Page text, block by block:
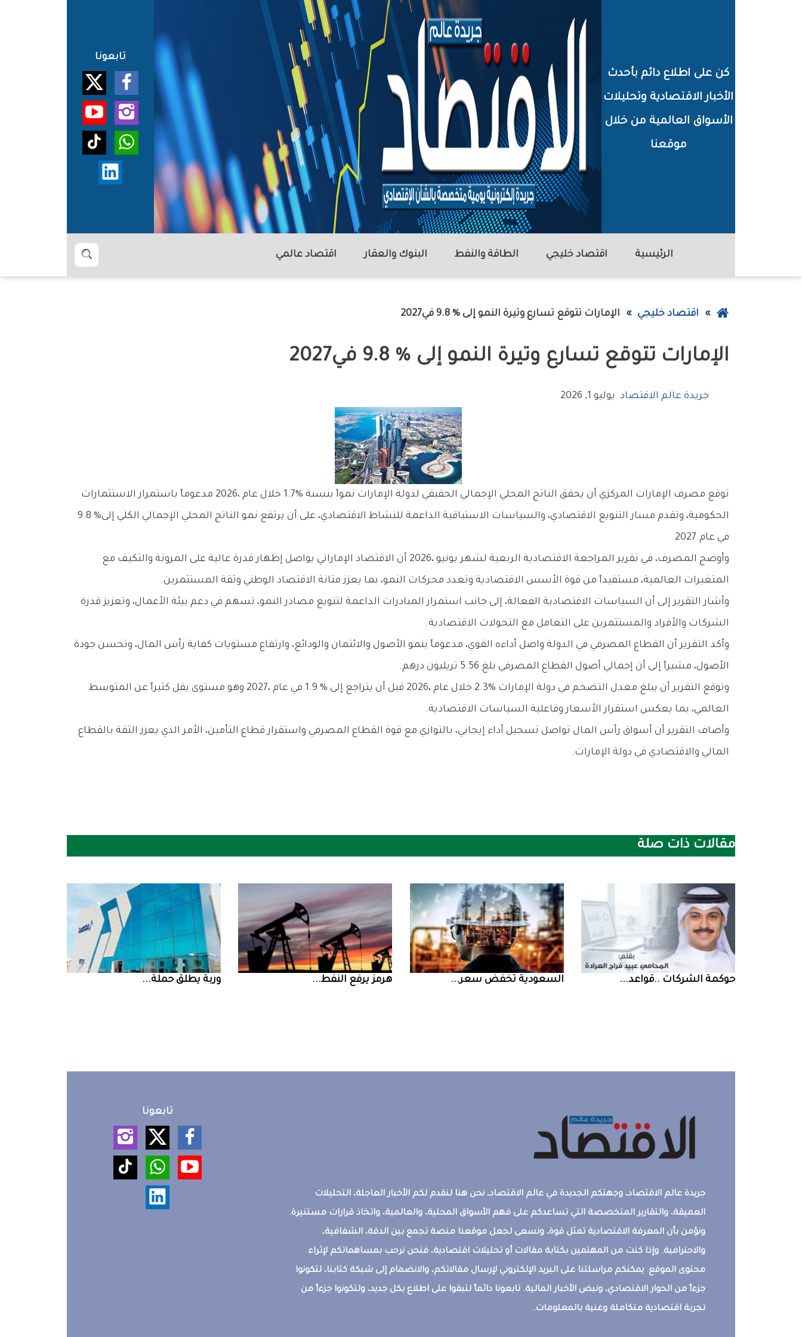
كن على اطلاع دائم بأحدث
الأخبار الاقتصادية وتحليلات
الأسواق العالمية من خلال
موقعنا
تابعونا
الرئيسية اقتصاد خليجي الطاقة والنفط البنوك والعقار اقتصاد عالمي بحث
عودة
الصفحة
اقتصاد خليجي الإمارات‭ ‬تتوقع‭ ‬تسارع‭ ‬وتيرة‭ ‬النمو‭ ‬إلى‭ ‬9‭.‬8‭ ‬‎‭%‬‎‭ ‬في‭ ‬2027
الإمارات‭ ‬تتوقع‭ ‬تسارع‭ ‬وتيرة‭ ‬النمو‭ ‬إلى‭ ‬9‭.‬8‭ ‬‎‭%‬‎‭ ‬في‭ ‬2027
جريدة عالم الاقتصاد يوليو 1, 2026
‬الحكومية،‭ ‬وتقدم‭ ‬مسار‭ ‬التنويع‭ ‬الاقتصادي،‭ ‬والسياسات‭ ‬الاستباقية‭ ‬الداعمة‭ ‬للنشاط‭ ‬الاقتصادي،‭ ‬على‭ ‬أن‭ ‬يرتفع‭ ‬نمو‭ ‬الناتج‭ ‬المحلي‭ ‬الإجمالي‭ ‬الكلي‭ ‬إلى‭ ‬9‭.‬8‭ %
‬في‭ ‬عام‭ ‬2027‭.‬
‬المتغيرات‭ ‬العالمية،‭ ‬مستفيداً‭ ‬من‭ ‬قوة‭ ‬الأسس‭ ‬الاقتصادية‭ ‬وتعدد‭ ‬محركات‭ ‬النمو،‭ ‬بما‭ ‬يعزز‭ ‬متانة‭ ‬الاقتصاد‭ ‬الوطني‭ ‬وثقة‭ ‬المستثمرين‭.‬
‬الشركات‭ ‬والأفراد‭ ‬والمستثمرين‭ ‬على‭ ‬التعامل‭ ‬مع‭ ‬التحولات‭ ‬الاقتصادية‭.‬
‬الأصول،‭ ‬مشيراً‭ ‬إلى‭ ‬أن‭ ‬إجمالي‭ ‬أصول‭ ‬القطاع‭ ‬المصرفي‭ ‬بلغ‭ ‬5‭.‬56‭ ‬تريليون‭ ‬درهم‭.‬
‬العالمي،‭ ‬بما‭ ‬يعكس‭ ‬استقرار‭ ‬الأسعار‭ ‬وفاعلية‭ ‬السياسات‭ ‬الاقتصادية‭.‬
‬المالي‭ ‬والاقتصادي‭ ‬في‭ ‬دولة‭ ‬الإمارات‭.‬
مقالات ذات صلة
حوكمة‭ ‬الشركات‭.. ‬قواعد‭ ... السعودية‭ ‬تخفض‭ ‬سعر‭ ... ‮‬هرمز‮‬‭ ‬يرفع‭ ‬النفط‭ ... ‮‬وربة‮‬‭ ‬يطلق‭ ‬حملة‭ ...
جريدة عالم الاقتصاد، وجهتكم الجديدة في عالم الاقتصاد، نحن هنا لنقدم لكم الأخبار العاجلة، التحليلات
العميقة، والتقارير المتخصصة التي تساعدكم على فهم الأسواق المحلية، والعالمية، واتخاذ قرارات مستنيرة.
ونؤمن بأن المعرفة الاقتصادية تمثل قوة، ونسعى لجعل موقعنا منصة تجمع بين الدقة، الشفافية،
والاحترافية. وإذا كنت من المهتمين بكتابة مقالات أو تحليلات اقتصادية، فنحن نرحب بمساهماتكم لإثراء
محتوى الموقع. يمكنكم مراسلتنا على البريد الإلكتروني لإرسال مقالاتكم، والانضمام إلى شبكة كتابنا، لتكونوا
جزءاً من الحوار الاقتصادي، ونبض الأخبار المالية. تابعونا دائماً لتبقوا على اطلاع بكل جديد، ولتكونوا جزءاً من
تجربة اقتصادية متكاملة وغنية بالمعلومات.
تابعونا